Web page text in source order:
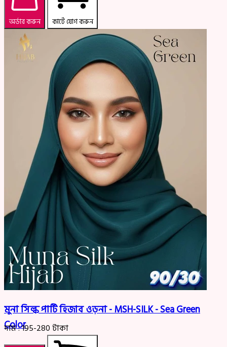
অর্ডার করুন কার্টে যোগ করুন
মুনা সিল্ক পার্টি হিজাব ওড়না - MSH-SILK - Sea Green
Color
দাম :195-280টাকা